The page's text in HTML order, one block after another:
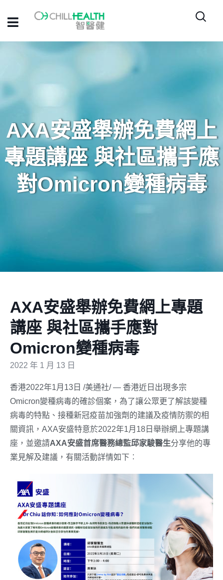
AXA安盛舉辦免費網上
專題講座 與社區攜手應
對Omicron變種病毒
AXA安盛舉辦免費網上專題
講座 與社區攜手應對
Omicron變種病毒
2022 年 1 月 13 日
香港2022年1月13日 /美通社/ — 香港近日出現多宗
Omicron變種病毒的確診個案，為了讓公眾更了解該變種
病毒的特點、接種新冠疫苗加強劑的建議及疫情防禦的相
關資訊，AXA安盛特意於2022年1月18日舉辦網上專題講
座，並邀請AXA安盛首席醫務總監邱家駿醫生分享他的專
業見解及建議，有關活動詳情如下︰